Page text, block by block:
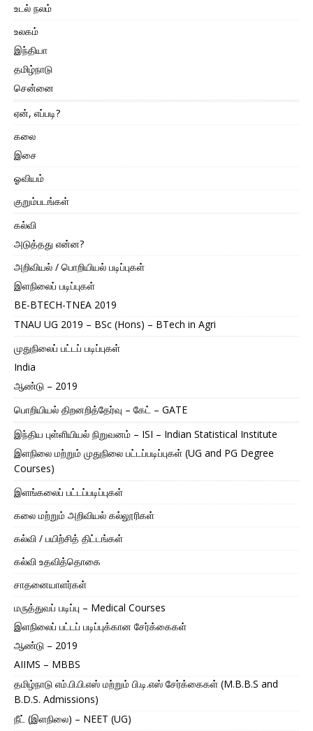
உடல் நலம்
உலகம்
இந்தியா
தமிழ்நாடு
சென்னை
ஏன், எப்படி?
கலை
இசை
ஓவியம்
குறும்படங்கள்
கல்வி
அடுத்தது என்ன?
அறிவியல் / பொறியியல் படிப்புகள்
இளநிலைப் படிப்புகள்
BE-BTECH-TNEA 2019
TNAU UG 2019 – BSc (Hons) – BTech in Agri
முதுநிலைப் பட்டப் படிப்புகள்
India
ஆண்டு – 2019
பொறியியல் திறனறித்தேர்வு – கேட் – GATE
இந்திய புள்ளியியல் நிறுவனம் – ISI – Indian Statistical Institute
இளநிலை மற்றும் முதுநிலை பட்டப்படிப்புகள் (UG and PG Degree
Courses)
இளங்கலைப் பட்டப்படிப்புகள்
கலை மற்றும் அறிவியல் கல்லூரிகள்
கல்வி / பயிற்சித் திட்டங்கள்
கல்வி உதவித்தொகை
சாதனையாளர்கள்
மருத்துவப் படிப்பு – Medical Courses
இளநிலைப் பட்டப் படிப்புக்கான சேர்க்கைகள்
ஆண்டு – 2019
AIIMS – MBBS
தமிழ்நாடு எம்.பி.பி.எஸ் மற்றும் பி.டி.எஸ் சேர்க்கைகள் (M.B.B.S and
B.D.S. Admissions)
நீட் (இளநிலை) – NEET (UG)